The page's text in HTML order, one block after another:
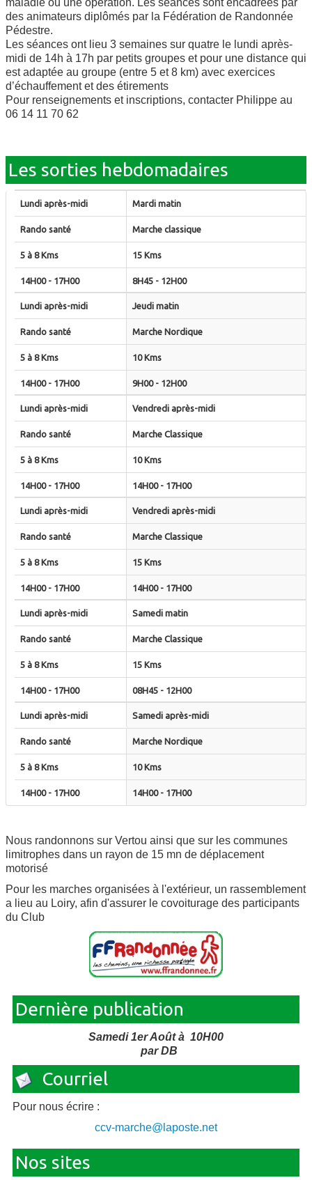
maladie ou une opération. Les séances sont encadrées par
des animateurs diplômés par la Fédération de Randonnée
Pédestre.
Les séances ont lieu 3 semaines sur quatre le lundi après-
midi de 14h à 17h par petits groupes et pour une distance qui
est adaptée au groupe (entre 5 et 8 km) avec exercices
d’échauffement et des étirements
Pour renseignements et inscriptions, contacter Philippe au
06 14 11 70 62
Les sorties hebdomadaires
Mardi matin
Marche classique
15 Kms
8H45 - 12H00
Jeudi matin
Marche Nordique
10 Kms
9H00 - 12H00
Vendredi après-midi
Marche Classique
10 Kms
14H00 - 17H00
Vendredi après-midi
Marche Classique
15 Kms
14H00 - 17H00
Samedi matin
Marche Classique
15 Kms
08H45 - 12H00
Samedi après-midi
Marche Nordique
10 Kms
14H00 - 17H00
Nous randonnons sur Vertou ainsi que sur les communes
limitrophes dans un rayon de 15 mn de déplacement
motorisé
Pour les marches organisées à l'extérieur, un rassemblement
a lieu au Loiry, afin d'assurer le covoiturage des participants
du Club
Dernière publication
Samedi 1er Août à 10H00
par DB
Courriel
Pour nous écrire :
ccv-marche@laposte.net
Nos sites